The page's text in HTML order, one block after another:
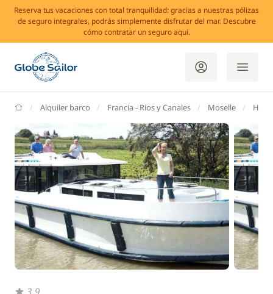
Reserva tus vacaciones con total tranquilidad: gracias a nuestras pólizas
de seguro integrales, podrás simplemente disfrutar del mar. Descubre
cómo contratar un seguro aquí.
GlobeSailor
Alquiler barco Francia - Ríos y Canales Moselle